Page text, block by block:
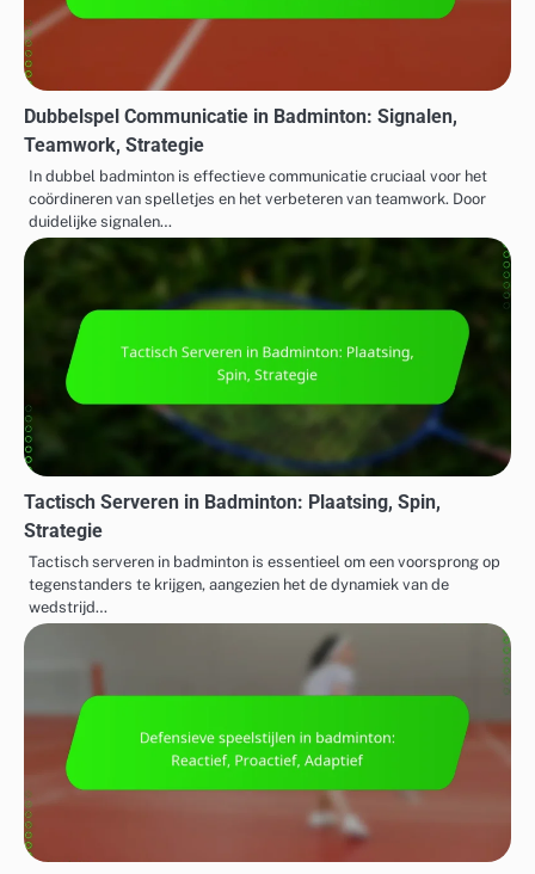
Dubbelspel Communicatie in Badminton: Signalen,
Teamwork, Strategie
In dubbel badminton is effectieve communicatie cruciaal voor het
coördineren van spelletjes en het verbeteren van teamwork. Door
duidelijke signalen…
Tactisch Serveren in Badminton: Plaatsing, Spin,
Strategie
Tactisch serveren in badminton is essentieel om een voorsprong op
tegenstanders te krijgen, aangezien het de dynamiek van de
wedstrijd…